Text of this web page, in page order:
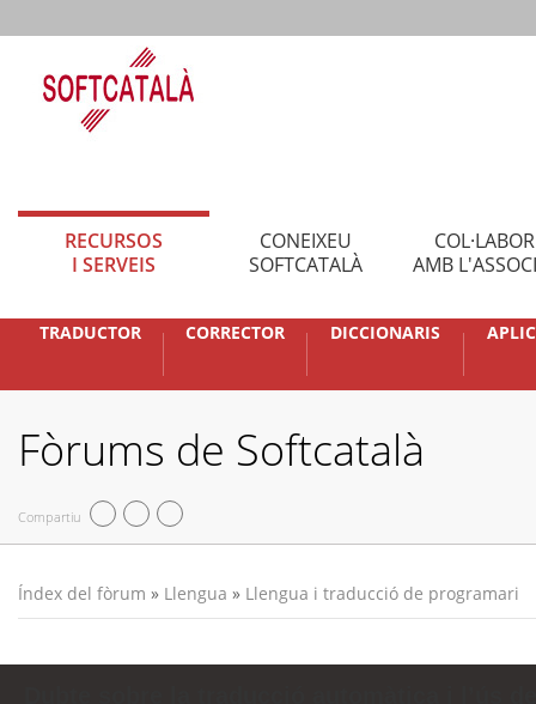
RECURSOS
I SERVEIS
CONEIXEU
SOFTCATALÀ
AMB
TRADUCTOR CORRECTOR DICCIONARIS
Fòrums de Softcatalà
Compartiu
Índex del fòrum » Llengua » Llengua i traducció de programari